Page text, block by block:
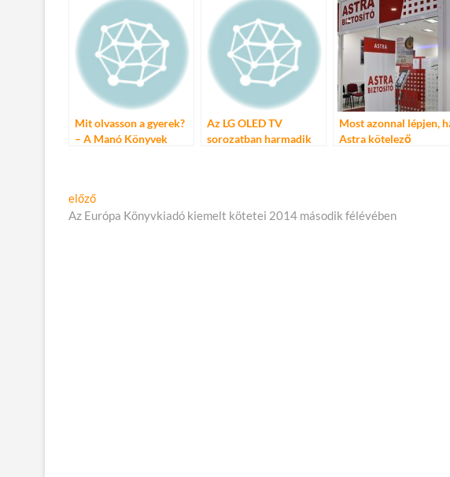
Mit olvasson a gyerek?
– A Manó Könyvek
Az LG OLED TV
sorozatban harmadik
Most azonnal lépjen,
Astra kötelező
Bejegyzés
navigáció
előzőElőző
cikk:
Az Európa Könyvkiadó kiemelt kötetei 2014 második félévében